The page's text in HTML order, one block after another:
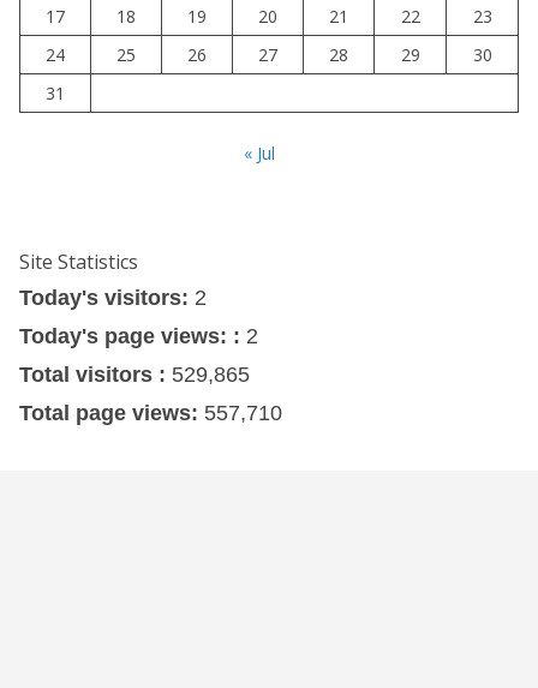
17
18 19 20 21 22
23
24
25 26 27 28 29
30
31
« Jul
Site Statistics
Today's visitors: 2
Today's page views: : 2
Total visitors : 529,865
Total page views: 557,710